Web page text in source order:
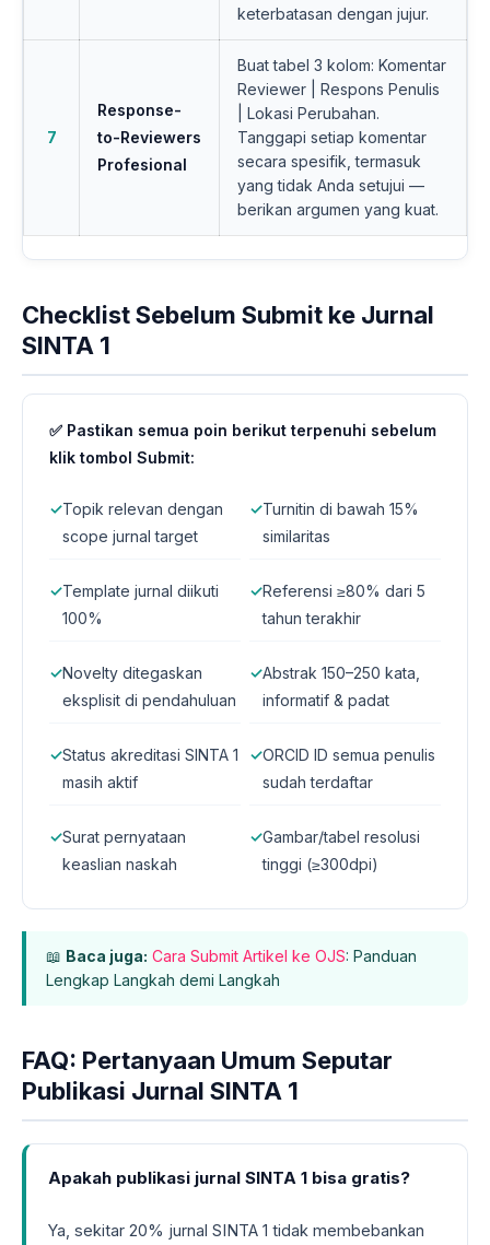
keterbatasan dengan jujur.
7
Response-
to-Reviewers
Profesional
Buat tabel 3 kolom: Komentar
Reviewer | Respons Penulis
| Lokasi Perubahan.
Tanggapi setiap komentar
secara spesifik, termasuk
yang tidak Anda setujui —
berikan argumen yang kuat.
Checklist Sebelum Submit ke Jurnal
SINTA 1
✅ Pastikan semua poin berikut terpenuhi sebelum
klik tombol Submit:
✓Topik relevan dengan
scope jurnal target
✓Turnitin di bawah 15%
similaritas
✓Template jurnal diikuti
100%
✓Referensi ≥80% dari 5
tahun terakhir
✓Novelty ditegaskan
eksplisit di pendahuluan
✓Abstrak 150–250 kata,
informatif & padat
✓Status akreditasi SINTA 1
masih aktif
✓ORCID ID semua penulis
sudah terdaftar
✓Surat pernyataan
keaslian naskah
✓Gambar/tabel resolusi
tinggi (≥300dpi)
📖 Baca juga: Cara Submit Artikel ke OJS: Panduan
Lengkap Langkah demi Langkah
FAQ: Pertanyaan Umum Seputar
Publikasi Jurnal SINTA 1
Apakah publikasi jurnal SINTA 1 bisa gratis?
Ya, sekitar 20% jurnal SINTA 1 tidak membebankan